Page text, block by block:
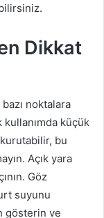
Dikkat
noktalara
küçük
kurutabilir, bu
Açık yara
Göz
suyunu
gösterin ve